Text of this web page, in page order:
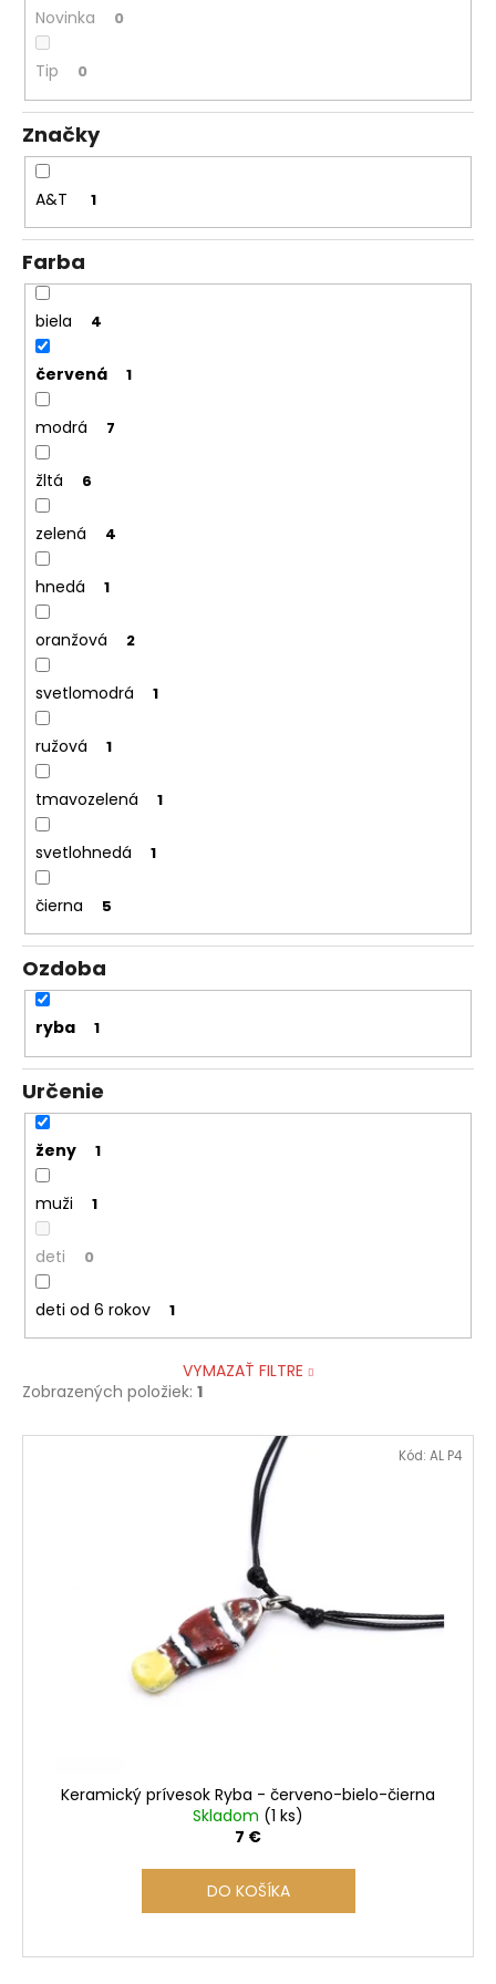
Novinka 0
Tip 0
Značky
A&T 1
Farba
biela 4
červená 1
modrá 7
žltá 6
zelená 4
hnedá 1
oranžová 2
svetlomodrá 1
ružová 1
tmavozelená 1
svetlohnedá 1
čierna 5
Ozdoba
ryba 1
Určenie
ženy 1
muži 1
deti 0
deti od 6 rokov 1
VYMAZAŤ FILTRE
Zobrazených položiek: 1
V
Keramický prívesok Ryba - červeno-bielo-čierna
Skladom (1 ks)
7 €
DO KOŠÍKA
Kód: AL P4
á
ť
?
O
d
p
o
a
m